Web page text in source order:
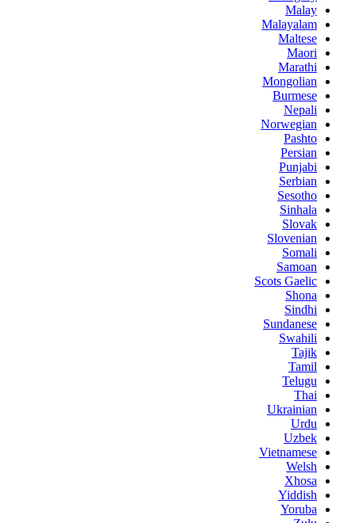
Malay
Malayalam
Maltese
Maori
Marathi
Mongolian
Burmese
Nepali
Norwegian
Pashto
Persian
Punjabi
Serbian
Sesotho
Sinhala
Slovak
Slovenian
Somali
Samoan
Scots Gaelic
Shona
Sindhi
Sundanese
Swahili
Tajik
Tamil
Telugu
Thai
Ukrainian
Urdu
Uzbek
Vietnamese
Welsh
Xhosa
Yiddish
Yoruba